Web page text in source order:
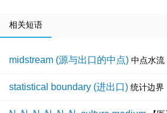
相关短语
midstream (源与出口的中点) 中点水流
statistical boundary (进出口) 统计边界